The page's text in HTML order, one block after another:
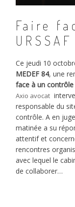
Faire
URSSAF
Ce jeudi 10
MEDEF 84, une
face à un contrôle
Axio avocat
responsable du
contrôle. A en
matinée a su
attentif et
rencontres
avec lequel le
de collaborer…